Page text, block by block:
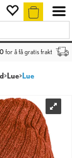
for å få gratis frakt
>Lue>Lue